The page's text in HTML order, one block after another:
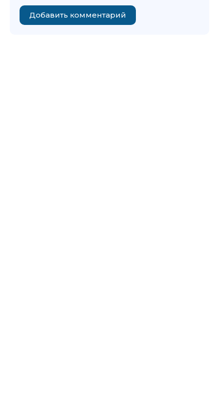
Добавить комментарий